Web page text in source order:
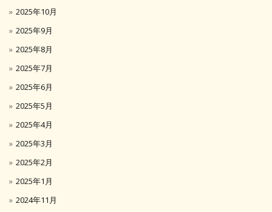
2025年10月
2025年9月
2025年8月
2025年7月
2025年6月
2025年5月
2025年4月
2025年3月
2025年2月
2025年1月
2024年11月